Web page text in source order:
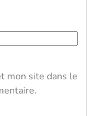
mon site dans le